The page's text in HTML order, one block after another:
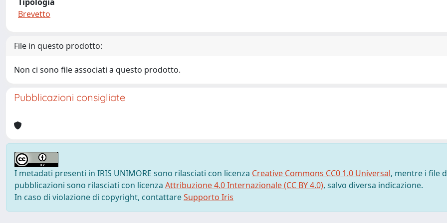
Brevetto
File in questo prodotto:
Non ci sono file associati a questo prodotto.
Pubblicazioni consigliate
I metadati presenti in IRIS UNIMORE sono rilasciati con licenza Creative Commons CC0 1.0 Universal, mentre i file
pubblicazioni sono rilasciati con licenza Attribuzione 4.0 Internazionale (CC BY 4.0), salvo diversa indicazione.
In caso di violazione di copyright, contattareSupporto Iris